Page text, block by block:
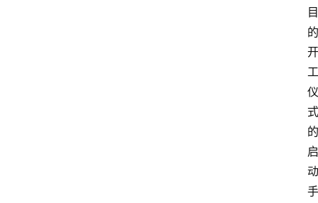
目
的
开
工
仪
式
的
启
动
手